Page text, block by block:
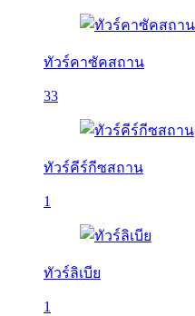
ทัวร์คาซัคสถาน
33
ทัวร์คีร์กีซสถาน
1
ทัวร์ลิเบีย
1